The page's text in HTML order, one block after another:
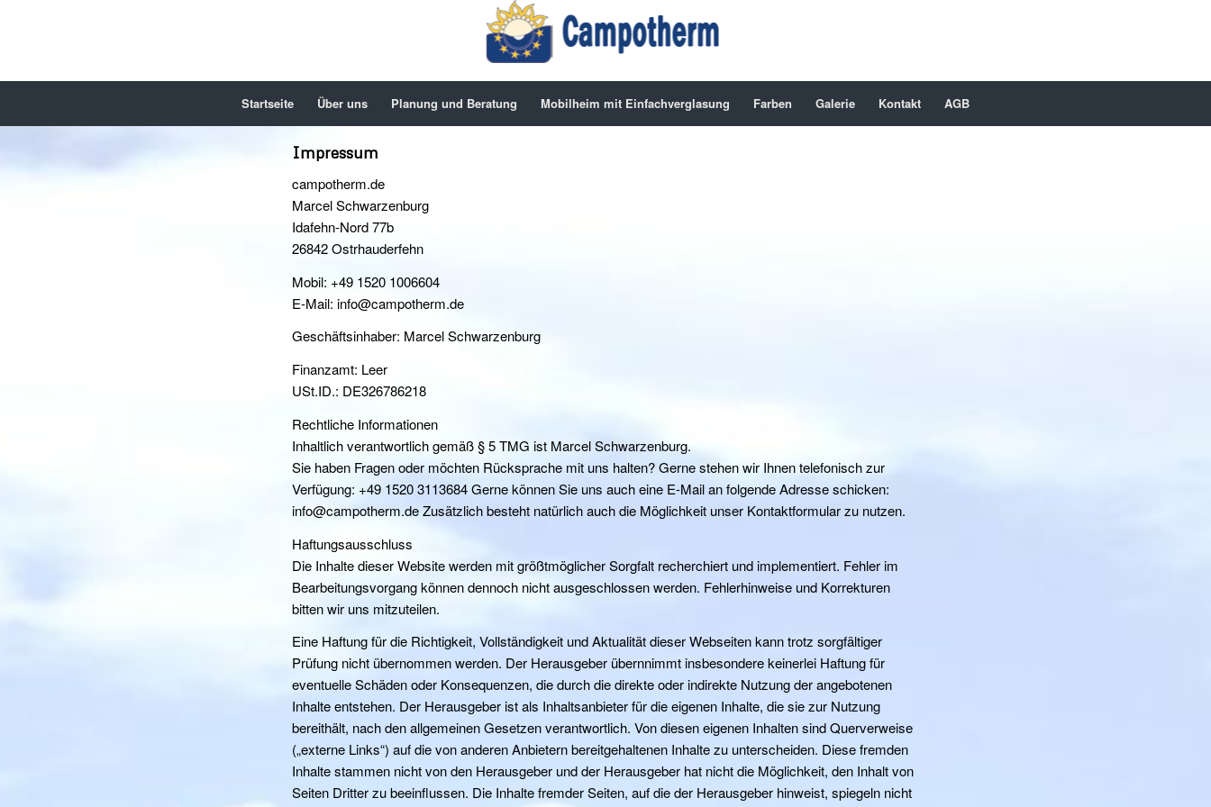
Startseite Über uns Planung und Beratung Mobilheim mit Einfachverglasung Farben Galerie Kontakt AGB
Impressum
campotherm.de
Marcel Schwarzenburg
Idafehn-Nord 77b
26842 Ostrhauderfehn
Mobil: +49 1520 1006604
E-Mail: info@campotherm.de
Geschäftsinhaber: Marcel Schwarzenburg
Finanzamt: Leer
USt.ID.: DE326786218
Rechtliche Informationen
Inhaltlich verantwortlich gemäß § 5 TMG ist Marcel Schwarzenburg.
Sie haben Fragen oder möchten Rücksprache mit uns halten? Gerne stehen wir Ihnen telefonisch zur
Verfügung: +49 1520 3113684 Gerne können Sie uns auch eine E-Mail an folgende Adresse schicken:
info@campotherm.de Zusätzlich besteht natürlich auch die Möglichkeit unser Kontaktformular zu nutzen.
Haftungsausschluss
Die Inhalte dieser Website werden mit größtmöglicher Sorgfalt recherchiert und implementiert. Fehler im
Bearbeitungsvorgang können dennoch nicht ausgeschlossen werden. Fehlerhinweise und Korrekturen
bitten wir uns mitzuteilen.
Eine Haftung für die Richtigkeit, Vollständigkeit und Aktualität dieser Webseiten kann trotz sorgfältiger
Prüfung nicht übernommen werden. Der Herausgeber übernnimmt insbesondere keinerlei Haftung für
eventuelle Schäden oder Konsequenzen, die durch die direkte oder indirekte Nutzung der angebotenen
Inhalte entstehen. Der Herausgeber ist als Inhaltsanbieter für die eigenen Inhalte, die sie zur Nutzung
bereithält, nach den allgemeinen Gesetzen verantwortlich. Von diesen eigenen Inhalten sind Querverweise
(„externe Links“) auf die von anderen Anbietern bereitgehaltenen Inhalte zu unterscheiden. Diese fremden
Inhalte stammen nicht von den Herausgeber und der Herausgeber hat nicht die Möglichkeit, den Inhalt von
Seiten Dritter zu beeinflussen. Die Inhalte fremder Seiten, auf die der Herausgeber hinweist, spiegeln nicht